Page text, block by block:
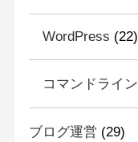
WordPress (22)
コマンドライン
ブログ運営 (29)